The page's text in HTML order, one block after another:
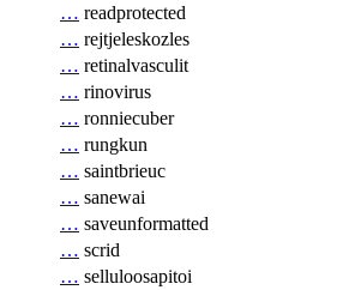
… readprotected
… rejtjeleskozles
… retinalvasculit
… rinovirus
… ronniecuber
… rungkun
… saintbrieuc
… sanewai
… saveunformatted
… scrid
… selluloosapitoi